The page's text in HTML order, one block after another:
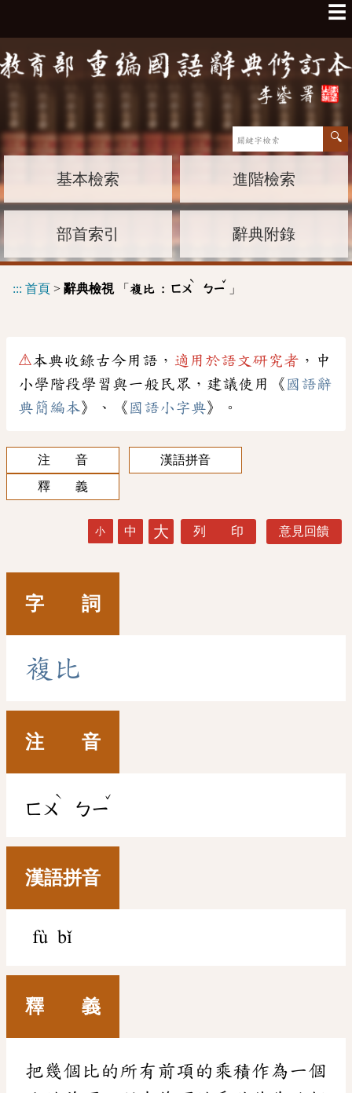
☰
基本檢索 進階檢索
部首索引 辭典附錄
::: 首頁 > 辭典檢視「 複比 : ㄈㄨ
ˋ
ㄅㄧ
ˇ
」
⚠本典收錄古今用語， 適用於語文研究者 ，中
小學階段學習與一般民眾，建議使用《 國語辭
典簡編本》、《 國語小字典》。
注 音
漢語拼音
釋 義
小 中 大 列 印 意見回饋
字 詞
複 比
注 音
ㄈㄨ
ˋ
ㄅㄧ
ˇ
漢語拼音
fù bǐ
釋 義
把幾個比的所有前項的乘積作為一個